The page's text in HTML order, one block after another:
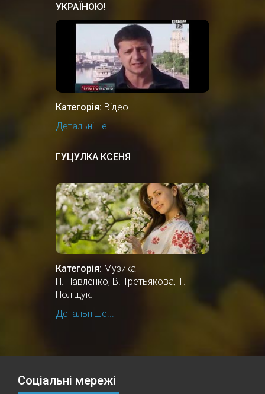
УКРАЇНОЮ!
Категорія: Відео
Детальніше...
ГУЦУЛКА КСЕНЯ
Категорія: Музика
Н. Павленко, В. Третьякова, Т.
Поліщук.
Детальніше...
Соціальні мережі